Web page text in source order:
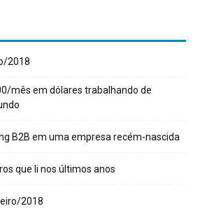
2018
mês em dólares trabalhando de
B2B em uma empresa recém-nascida
que li nos últimos anos
2018